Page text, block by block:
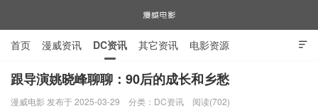

首页 漫威资讯 DC资讯 其它资讯 电影资源
电视剧资源 漫威图片
跟导演姚晓峰聊聊：90后的成长和乡愁
漫威电影 发布于 2025-03-29 分类： DC资讯 阅读(702)